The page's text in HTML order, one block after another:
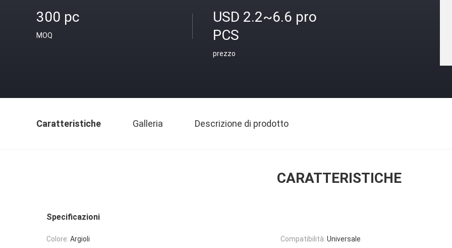
300 pc
MOQ
USD 2.2~6.6 pro
PCS
prezzo
Caratteristiche Galleria Descrizione di prodotto
CARATTERISTICHE
Specificazioni
Colore: Argioli Compatibilità: Universale